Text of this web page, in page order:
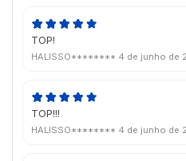
TOP!
HALISSO******** 4 de junho de
TOP!!!
HALISSO******** 4 de junho de